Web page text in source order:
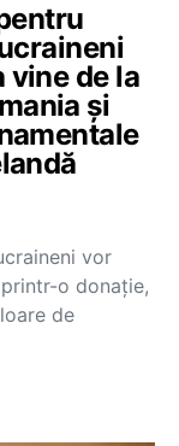
vine de la
și
vor
o donaţie,
de